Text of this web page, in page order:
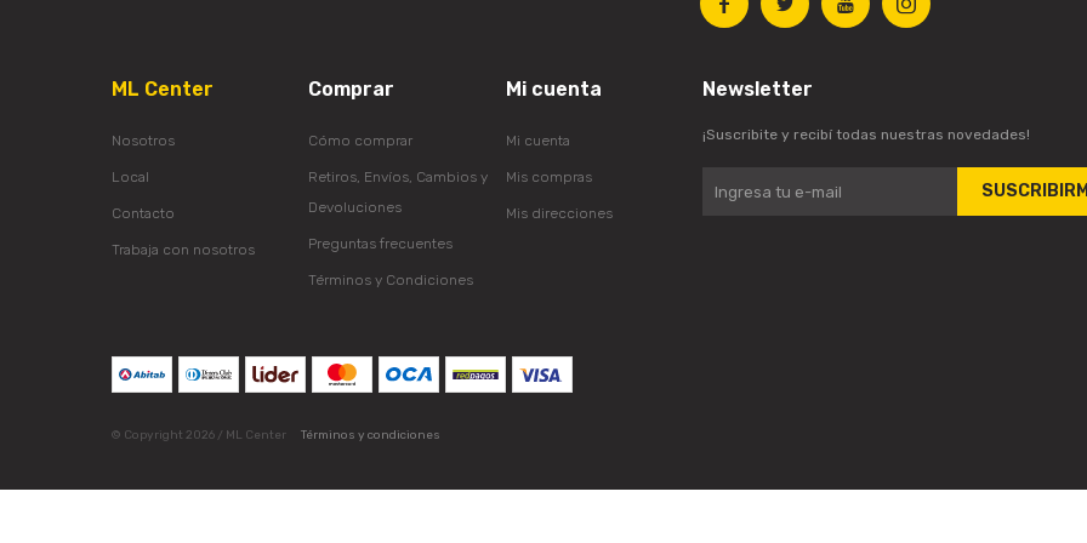
ML Center
Nosotros
Local
Contacto
Trabaja con nosotros
Comprar
Cómo comprar
Retiros, Envíos, Cambios y
Devoluciones
Preguntas frecuentes
Términos y Condiciones
Mi cuenta
Mi cuenta
Mis compras
Mis direcciones
Newsletter
¡Suscribite y recibí todas nuestras novedades!
© Copyright 2026 / ML Center Términos y condiciones